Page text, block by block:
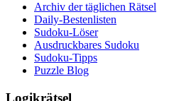
Archiv der täglichen Rätsel
Daily-Bestenlisten
Sudoku-Löser
Ausdruckbares Sudoku
Sudoku-Tipps
Puzzle Blog
Logikrätsel